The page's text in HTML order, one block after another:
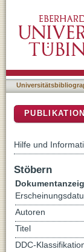
der
Hilfe und
Stöbern
Autoren
Titel
DDC-